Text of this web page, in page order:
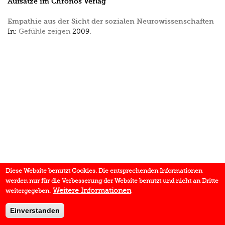
Empathie aus der Sicht der sozialen Neurowissenschaften
In: Gefühle zeigen 2009.
Diese Website benutzt Cookies. Die entsprechenden Informationen
werden nur für die Verbesserung der Website benutzt und nicht an Dritte
weitergegeben. Weitere Informationen
Einverstanden